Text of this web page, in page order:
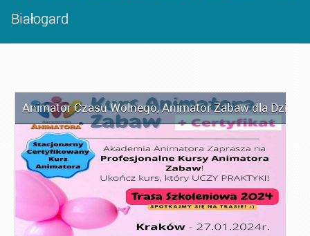
Białogard
Animator Czasu Wolnego,Animator Zabaw dla Dzieci